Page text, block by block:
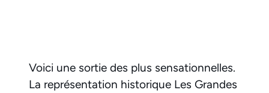
Voici une sortie des plus sensationnelles.
La représentation historique Les Grandes